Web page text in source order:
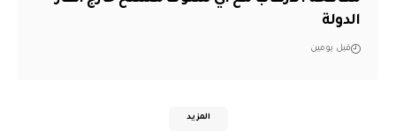
الدولة
قبل يومين
المزيد